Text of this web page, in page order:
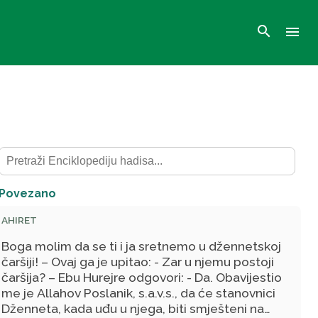
search menu
Povezano
AHIRET
Boga molim da se ti i ja sretnemo u džennetskoj
čaršiji! – Ovaj ga je upitao: - Zar u njemu postoji
čaršija? – Ebu Hurejre odgovori: - Da. Obavijestio
me je Allahov Poslanik, s.a.v.s., da će stanovnici
Dženneta, kada uđu u njega, biti smješteni na